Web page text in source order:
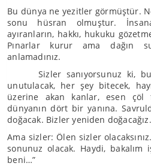
Bu dünya ne yezitler görmüştür.
sonu hüsran olmuştur.
ayıranların, hakkı, hukuku
Pınarlar kurur ama dağın
anlamadınız.
Sizler sanıyorsunuz ki, bu
unutulacak, her şey bitecek,
üzerine akan kanlar, esen çöl
dünyanın dört bir yanına.
doğacak. Bizler yeniden doğacağız.
Ama sizler: Ölen sizler
sonunuz olacak. Haydi,
beni…”